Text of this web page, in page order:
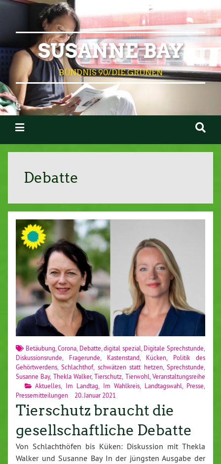
SUSANNE BAY
BÜNDNIS 90/DIE GRÜNEN
Debatte
Betäubung ,Corona Debatte ,digital spezial Digitale Sprechstunde
Diskussionsrunde
Fragerunde Kastenstand Kücken
Politik des
Gehörtwerdens ,Schlachthof, schwätzen statt hetzen,Sprechstunde
Susanne Bay, Thekla Walker,Tierschutz Tierwohl ,Veranstaltungsreihe
Aktuelles
Im Landtag Im Wahlkreis Landtagswahl Presse
Pressemitteilungen
20. Januar 2021
Tierschutz braucht die
gesellschaftliche Debatte
Von Schlachthöfen bis Küken: Diskussion mit Thekla
Walker und Susanne Bay In der jüngsten Ausgabe der